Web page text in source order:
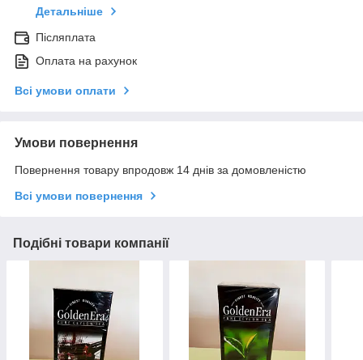
Детальніше
Післяплата
Оплата на рахунок
Всі умови оплати
Умови повернення
Повернення товару впродовж 14 днів за домовленістю
Всі умови повернення
Подібні товари компанії